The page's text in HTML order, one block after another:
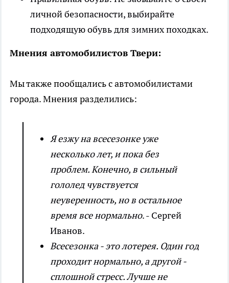
личной безопасности, выбирайте
подходящую обувь для зимних походках.
Мнения автомобилистов Твери:
Мы также пообщались с автомобилистами
города. Мнения разделились:
Я езжу на всесезонке уже
несколько лет, и пока без
проблем. Конечно, в сильный
гололед чувствуется
неуверенность, но в остальное
время все нормально. - Сергей
Иванов.
Всесезонка - это лотерея. Один год
проходит нормально, а другой -
сплошной стресс. Лучше не